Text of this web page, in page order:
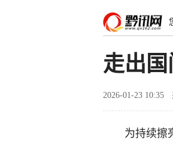
走出
2026-01-23 10:35
为持续擦